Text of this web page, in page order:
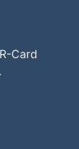
Card